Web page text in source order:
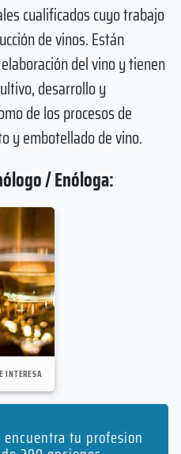
cualificados cuyo trabajo
de vinos. Están
del vino y tienen
desarrollo y
de los procesos de
y embotellado de vino.
/ Enóloga:
INTERESA
tu profesion